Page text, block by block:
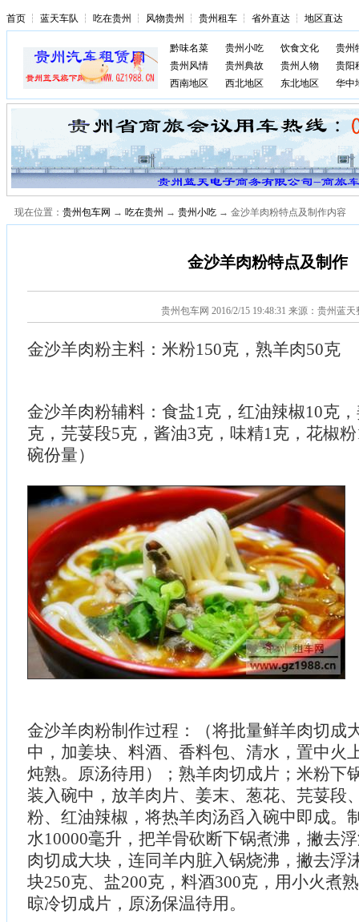
首页 ┆ 蓝天车队 ┆ 吃在贵州 ┆ 风物贵州 ┆ 贵州租车 ┆ 省外直达 ┆ 地区直达
黔味名菜 贵州小吃 饮食文化
贵州
贵州风情
贵州典故 贵州人物
贵阳
西南地区
西北地区 东北地区 华中
现在位置： 贵州包车网 → 吃在贵州 → 贵州小吃 → 金沙羊肉粉特点及制作内容
金沙羊肉粉特点及制作
贵州包车网 2016/2/15 19:48:31 来源：贵州蓝天
金沙羊肉粉主料：米粉150克，熟羊肉50克
金沙羊肉粉辅料：食盐1克，红油辣椒10克
克，芫荽段5克，酱油3克，味精1克，花椒
碗份量）
金沙羊肉粉制作过程：（将批量鲜羊肉切成
中，加姜块、料酒、香料包、清水，置中火
炖熟。原汤待用）；熟羊肉切成片；米粉下
装入碗中，放羊肉片、姜末、葱花、芫荽段
粉、红油辣椒，将热羊肉汤舀入碗中即成。
水10000毫升，把羊骨砍断下锅煮沸，撇去
肉切成大块，连同羊内脏入锅烧沸，撇去浮
块250克、盐200克，料酒300克，用小火煮
晾冷切成片，原汤保温待用。